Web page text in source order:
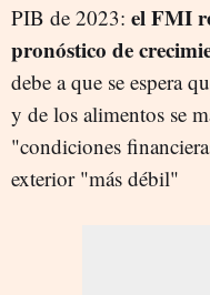
PIB de 2023: el FMI
pronóstico de
debe a que se espera
y de los alimentos se
"condiciones
exterior "más débil"